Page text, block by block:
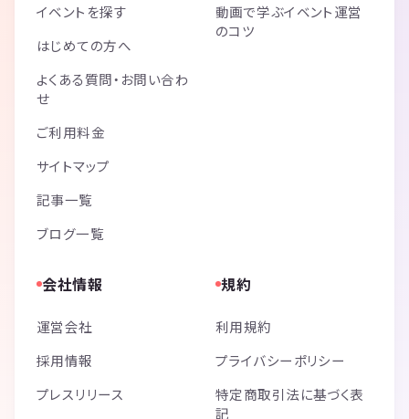
イベントを探す
はじめての方へ
よくある質問・お問い合わ
せ
ご利用料金
サイトマップ
記事一覧
ブログ一覧
動画で学ぶイベント運営
のコツ
会社情報
運営会社
採用情報
プレスリリース
規約
利用規約
プライバシーポリシー
特定商取引法に基づく表
記